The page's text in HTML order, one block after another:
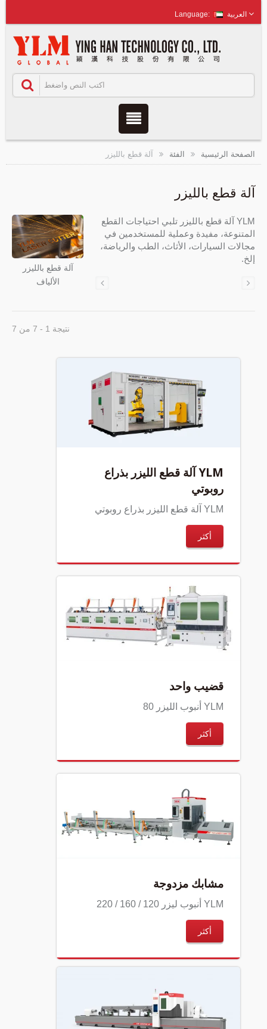
العربية
الصفحة الرئيسية الفئة آلة قطع بالليزر
آلة قطع بالليزر
آلة قطع بالليزر
الألياف
YLM آلة قطع بالليزر تلبي احتياجات القطع
المتنوعة، مفيدة وعملية للمستخدمين في
مجالات السيارات، الأثاث، الطب والرياضة،
إلخ.
نتيجة 1 - 7 من 7
YLM آلة قطع الليزر بذراع
روبوتي
YLM آلة قطع الليزر بذراع روبوتي
أكثر
قضيب واحد
YLM أنبوب الليزر 80
أكثر
مشابك مزدوجة
YLM أنبوب ليزر 120 / 160 / 220
أكثر